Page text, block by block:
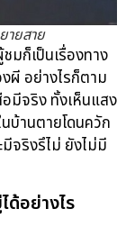
ายสาย
มก็เป็นเรื่องทาง
งผี อย่างไรก็ตาม
มีจริง ทั้งเห็นแสง
บ้านตายโดนควัก
จริงรึไม่ ยังไม่มี
อย่างไร